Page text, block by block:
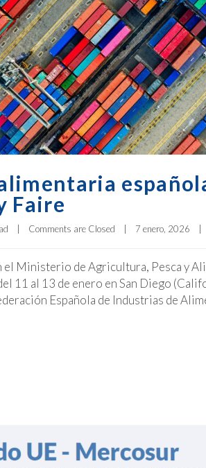
Faire
Comments are Closed 7 enero, 2026
el Ministerio de Agricultura, Pesca y
11 al 13 de enero en San Diego
Española de Industrias de